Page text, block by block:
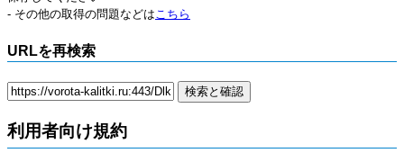
- その他の取得の問題などはこちら
URLを再検索
利用者向け規約